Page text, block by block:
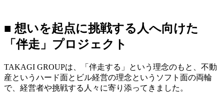
■ 想いを起点に挑戦する人へ向けた
「伴走」プロジェクト
TAKAGI GROUPは、「伴走する」という理念のもと、不動
産というハード面とビル経営の理念というソフト面の両輪
で、経営者や挑戦する人々に寄り添ってきました。